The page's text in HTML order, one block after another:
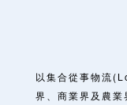
以集合從事物流
界、商業界及農